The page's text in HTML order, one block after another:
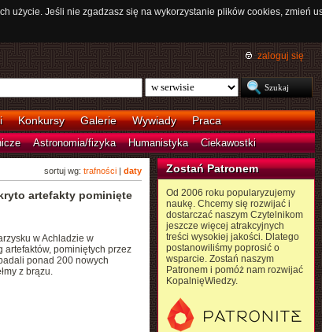
użycie. Jeśli nie zgadzasz się na wykorzystanie plików cookies, zmień
zaloguj się
Konkursy Galerie Wywiady Praca
Astronomia/fizyka Humanistyka Ciekawostki
sortuj wg: trafności| daty
artefakty pominięte
w Achladzie w
artefaktów, pominiętych przez
ponad 200 nowych
z brązu.
Zostań Patronem
Od 2006 roku popularyzujemy
naukę. Chcemy się rozwijać i
dostarczać naszym Czytelnikom
jeszcze więcej atrakcyjnych
treści wysokiej jakości. Dlatego
postanowiliśmy poprosić o
wsparcie. Zostań naszym
Patronem i pomóż nam rozwijać
KopalnięWiedzy.